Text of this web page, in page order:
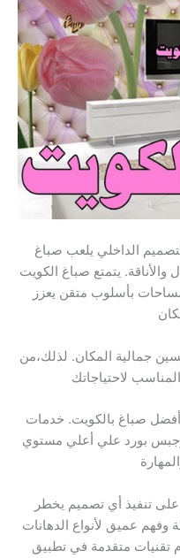
الداخلي يلعب صباغ
يتمتع صباغ الكويت
بأسلوب متقن يعزز
جمالية المكان. لذلك،من
لاحتياجاتك
أفضل صباغ بالكويت. خدمات
بورد علي أعلي مستوي
تنفيذ أي تصميم يخطر
وفهم عميق لأنواع الدهانات
تقنيات متقدمة في تطبيق